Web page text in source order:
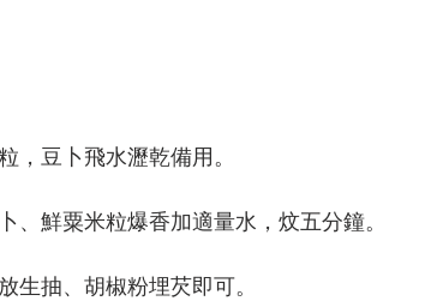
，豆卜飛水瀝乾備用。
、鮮粟米粒爆香加適量水，炆五分鐘。
生抽、胡椒粉埋芡即可。